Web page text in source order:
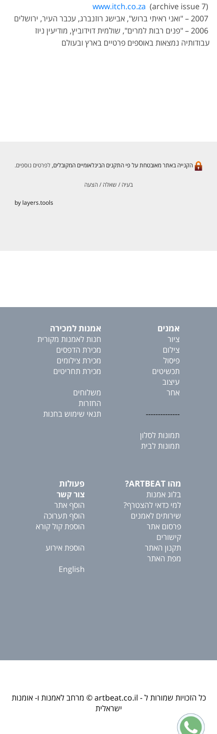
www.itch.co.za (archive issue 7)
2007 – "ואני ראיתי ברוש", אבישג רוזנברג, עכבר העיר, ירושלים
2006 – "פנים רבות למרים", שולמית דוידוביץ, מודיעין ניוז
עבודותיה נמצאות באוספים פרטיים בארץ ובעולם
הקנייה באתר מאובטחת על פי התקנים הבינלאומיים המקובלים,לפרטים נוספים.
בעיה / שאלה / הצעה
by layers.tools
אמנים
ציור
צילום
פיסול
תכשיטים
עיצוב
אחר
--------------
תמונות לסלון
תמונות לבית
אמנות למכירה
חנות לאמנות מקורית
מכירת הדפסים
מכירת צילומים
מכירת תחריטים
משלוחים
החזרות
תנאי שימוש בחנות
מהו ARTBEAT?
בלוג אמנות
למי כדאי להצטרף?
שירותים לאמנים
פרסום אתר
קישורים
תקנון האתר
מפת האתר
פעולות
צור קשר
הוסף אתר
הוסף תערוכה
הוספת קול קורא
הוספת אירוע
English
כל הזכויות שמורות ל - artbeat.co.il © מרחב לאמנות ו- אומנות
ישראלית